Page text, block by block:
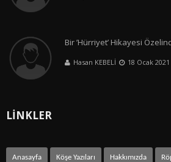
Bir ’Hürriyet’ Hikayesi
Hasan KEBELİ 18 Ocak 2021
LİNKLER
Anasayfa Köşe Yazıları Hakkımızda